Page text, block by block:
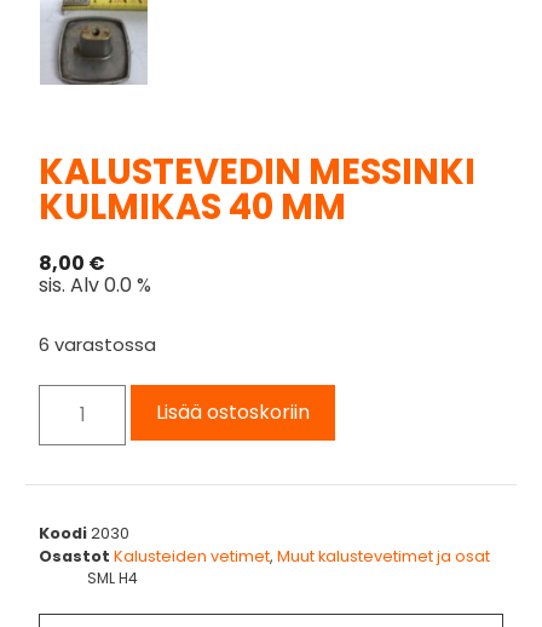
KALUSTEVEDIN MESSINKI
KULMIKAS 40 MM
8,00 €
sis. Alv 0.0 %
6 varastossa
Lisää ostoskoriin
Koodi2030
Osastot Kalusteiden vetimet,Muut kalustevetimet ja osat
SML H4